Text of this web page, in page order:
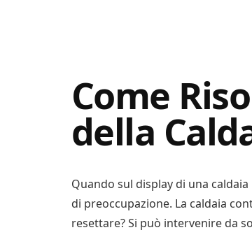
Come
della
Quando sul display di una
di preoccupazione. La caldaia
resettare? Si può intervenire da